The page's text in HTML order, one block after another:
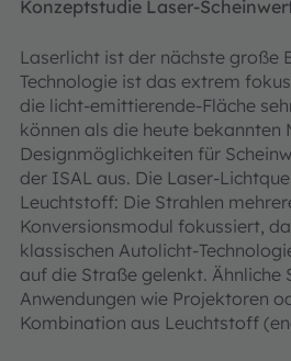
Konzeptstudie Laser-
Laserlicht ist der nächste große
Technologie ist das extrem
die licht-emittierende-Fläche
können als die heute
Designmöglichkeiten für
der ISAL aus. Die Laser-
Leuchtstoff: Die Strahlen
Konversionsmodul fokussiert,
klassischen Autolicht-
auf die Straße gelenkt. Ähnliche
Anwendungen wie Projektoren
Kombination aus Leuchtstoff